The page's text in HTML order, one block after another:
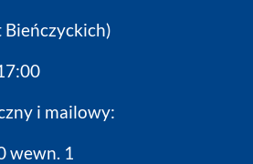
Bieńczyckich)
i mailowy:
wewn. 1